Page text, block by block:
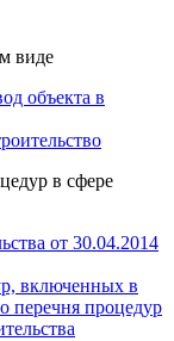
виде
объекта в
в сфере
от 30.04.2014
включенных в
перечня процедур